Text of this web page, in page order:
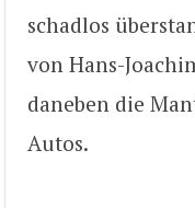
schadlos
von Hans-
daneben die
Autos.